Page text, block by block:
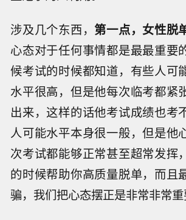
涉及几个东西，第一点，女性脱
心态对于任何事情都是最最重要
候考试的时候都知道，有些人可
水平很高，但是他每次临考都紧
出来，这样的话他考试成绩也考
人可能水平本身很一般，但是他
次考试都能够正常甚至超常发挥
的时候帮助你高质量脱单，而且
骗，我们把心态摆正是非常非常重